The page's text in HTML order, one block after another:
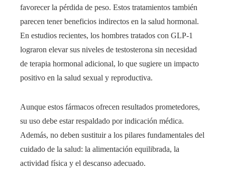
favorecer la pérdida de peso. Estos tratamientos también
parecen tener beneficios indirectos en la salud hormonal.
En estudios recientes, los hombres tratados con GLP-1
lograron elevar sus niveles de testosterona sin necesidad
de terapia hormonal adicional, lo que sugiere un impacto
positivo en la salud sexual y reproductiva.
Aunque estos fármacos ofrecen resultados prometedores,
su uso debe estar respaldado por indicación médica.
Además, no deben sustituir a los pilares fundamentales del
cuidado de la salud: la alimentación equilibrada, la
actividad física y el descanso adecuado.